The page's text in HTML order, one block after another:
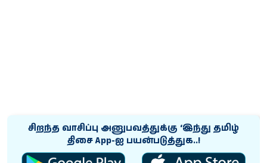
சிறந்த வாசிப்பு அனுபவத்துக்கு ‘இந்து தமிழ்
திசை App-ஐ பயன்படுத்துக..!